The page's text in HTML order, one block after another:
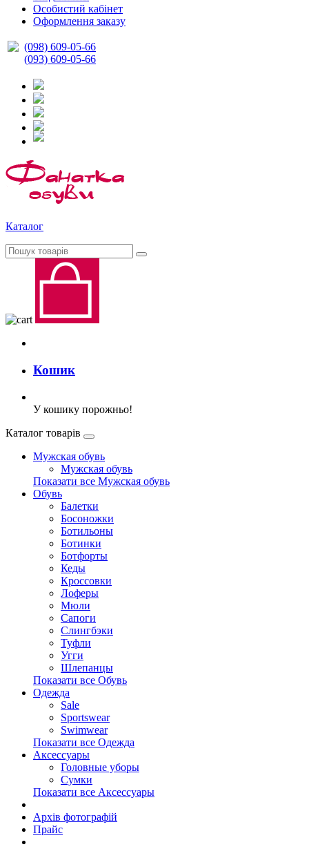
Особистий кабінет
Оформлення заказу
(098) 609-05-66
(093) 609-05-66
Каталог
Кошик
У кошику порожньо!
Каталог товарів
Мужская обувь
Мужская обувь
Показати все Мужская обувь
Обувь
Балетки
Босоножки
Ботильоны
Ботинки
Ботфорты
Кеды
Кроссовки
Лоферы
Мюли
Сапоги
Слингбэки
Туфли
Угги
Шлепанцы
Показати все Обувь
Одежда
Sale
Sportswear
Swimwear
Показати все Одежда
Аксессуары
Головные уборы
Сумки
Показати все Аксессуары
Архів фотографій
Прайс